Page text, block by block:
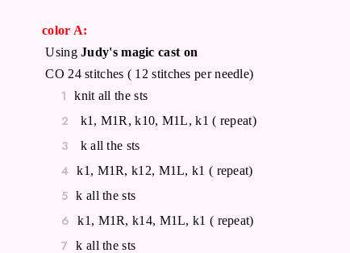
color A:
UsingJudy's magic cast on
CO 24 stitches ( 12 stitches per needle)
knit all the sts
k1, M1R, k10, M1L, k1 ( repeat)
k all the sts
k1, M1R, k12, M1L, k1 ( repeat)
k all the sts
k1, M1R, k14, M1L, k1 ( repeat)
k all the sts